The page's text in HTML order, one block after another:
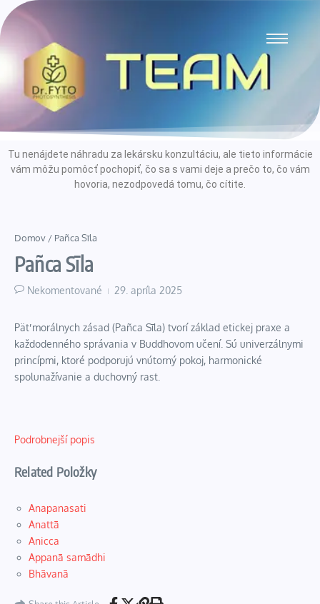
Tu nenájdete náhradu za lekársku konzultáciu, ale tieto informácie
vám môžu pomôcť pochopiť, čo sa s vami deje a prečo to, čo vám
hovoria, nezodpovedá tomu, čo cítite.
Domov / Pañca Sīla
Pañca Sīla
Nekomentované 29. apríla 2025
Päť morálnych zásad (Pañca Sīla) tvorí základ etickej praxe a
každodenného správania v Buddhovom učení. Sú univerzálnymi
princípmi, ktoré podporujú vnútorný pokoj, harmonické
spolunažívanie a duchovný rast.
Podrobnejší popis
Related Položky
Anapanasati
Anattā
Anicca
Appanā samādhi
Bhāvanā